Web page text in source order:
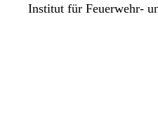
Institut für Feuerwehr-